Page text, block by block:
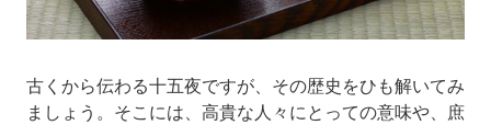
古くから伝わる十五夜ですが、その歴史をひも解いてみ
ましょう。そこには、高貴な人々にとっての意味や、庶